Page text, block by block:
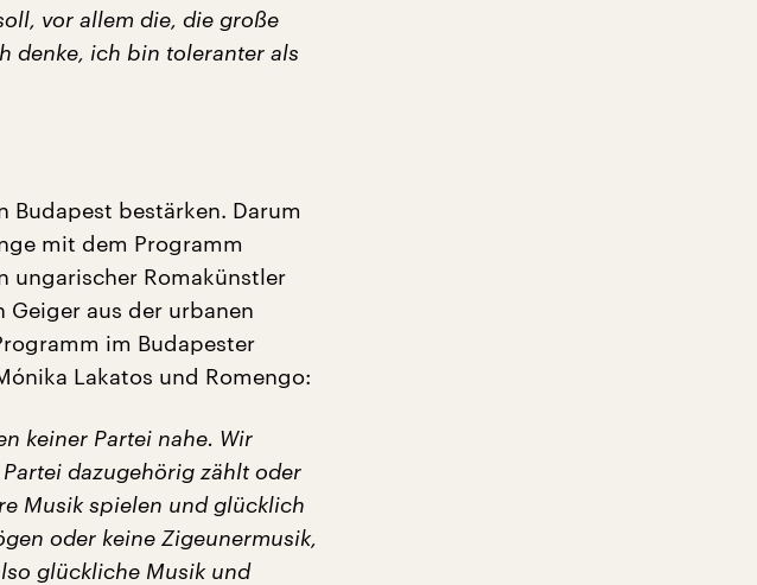
vor allem die, die große
denke, ich bin toleranter als
Budapest bestärken. Darum
mit dem Programm
ungarischer Romakünstler
Geiger aus der urbanen
im Budapester
Lakatos und Romengo:
keiner Partei nahe. Wir
dazugehörig zählt oder
Musik spielen und glücklich
oder keine Zigeunermusik,
glückliche Musik und